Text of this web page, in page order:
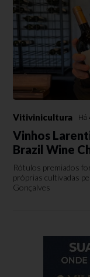
Vitivinicultura Há
Vinhos
Brazil Wine
Rótulos premiados
próprias cultivadas
Gonçalves